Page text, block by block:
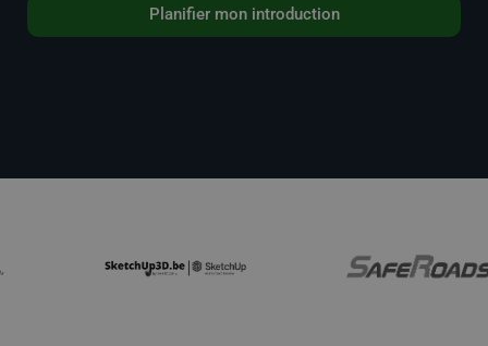
Planifier mon introduction